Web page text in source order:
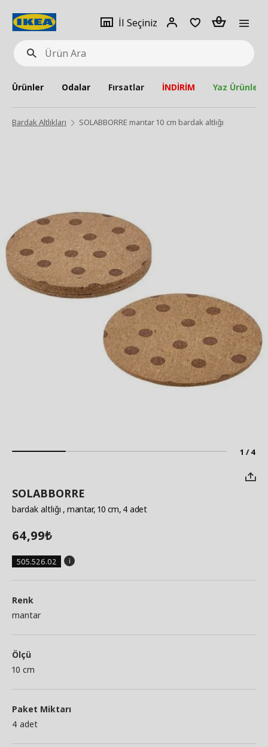
Ürün
Ara
İl Seçiniz
Giriş
Adet
Ürünler Odalar Fırsatlar İNDİRİM Yaz Ürünleri
Bardak Altlıkları SOLABBORRE mantar 10 cm bardak altlığı
1 / 4
SOLABBORRE
bardak altlığı , mantar, 10 cm, 4 adet
64,99₺
505.526.02
Renk
mantar
Ölçü
10 cm
Paket Miktarı
4 adet